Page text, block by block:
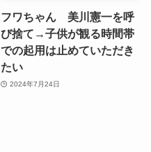
フワちゃん 美川憲一を呼
び捨て→子供が観る時間帯
での起用は止めていただき
たい
2024年7月24日